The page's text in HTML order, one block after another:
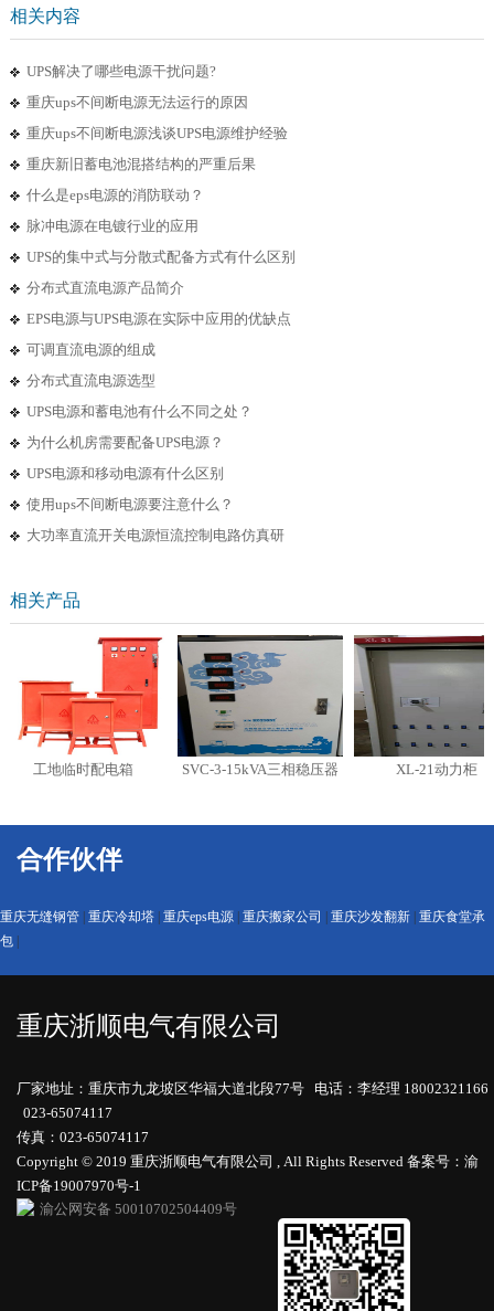
相关内容
UPS解决了哪些电源干扰问题?
重庆ups不间断电源无法运行的原因
重庆ups不间断电源浅谈UPS电源维护经验
重庆新旧蓄电池混搭结构的严重后果
什么是eps电源的消防联动？
脉冲电源在电镀行业的应用
UPS的集中式与分散式配备方式有什么区别
分布式直流电源产品简介
EPS电源与UPS电源在实际中应用的优缺点
可调直流电源的组成
分布式直流电源选型
UPS电源和蓄电池有什么不同之处？
为什么机房需要配备UPS电源？
UPS电源和移动电源有什么区别
使用ups不间断电源要注意什么？
大功率直流开关电源恒流控制电路仿真研
相关产品
工地临时配电箱 SVC-3-15kVA三相稳压器 XL-21动力柜
合作伙伴
重庆无缝钢管 重庆冷却塔 重庆eps电源 重庆搬家公司 重庆沙发翻新 重庆食堂承
包
重庆浙顺电气有限公司
厂家地址：重庆市九龙坡区华福大道北段77号 电话：李经理 18002321166
023-65074117
传真：023-65074117
Copyright © 2019 重庆浙顺电气有限公司 , All Rights Reserved 备案号：渝
ICP备19007970号-1
渝公网安备 50010702504409号